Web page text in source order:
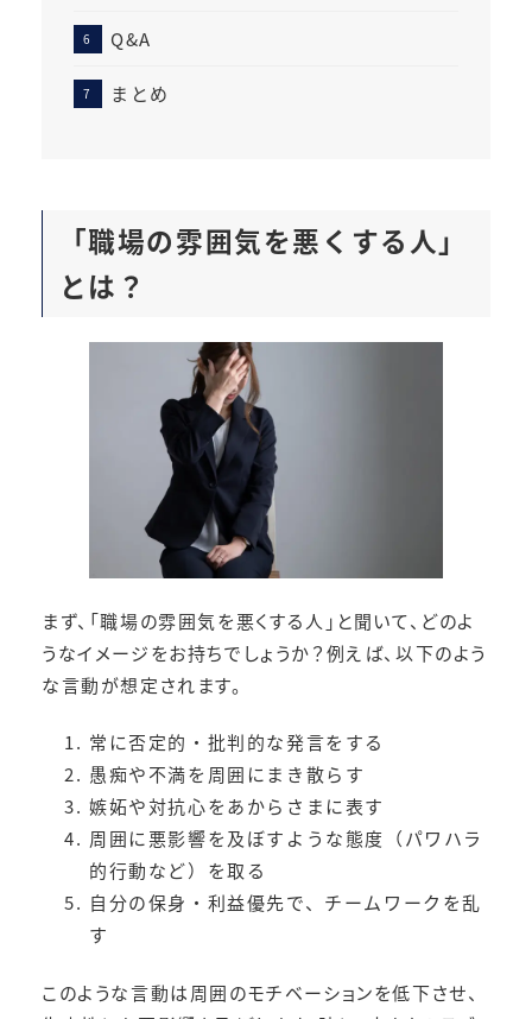
Q&A
まとめ
「職場の雰囲気を悪くする人」
とは？
まず、「職場の雰囲気を悪くする人」と聞いて、どのよ
うなイメージをお持ちでしょうか？例えば、以下のよう
な言動が想定されます。
常に否定的・批判的な発言をする
愚痴や不満を周囲にまき散らす
嫉妬や対抗心をあからさまに表す
周囲に悪影響を及ぼすような態度（パワハラ
的行動など）を取る
自分の保身・利益優先で、チームワークを乱
す
このような言動は周囲のモチベーションを低下させ、